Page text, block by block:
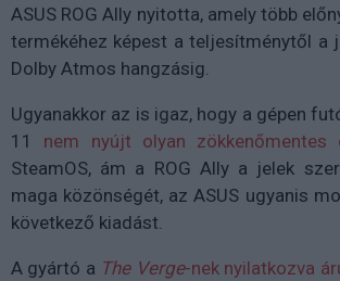
ASUS ROG Ally nyitotta, amely több
termékéhez képest a teljesítménytől a
Dolby Atmos hangzásig.
Ugyanakkor az is igaz, hogy a gépen
11 nem nyújt olyan zökkenőmentes
SteamOS, ám a ROG Ally a jelek
maga közönségét, az ASUS ugyanis
következő kiadást.
A gyártó a The Verge-nek nyilatkozva